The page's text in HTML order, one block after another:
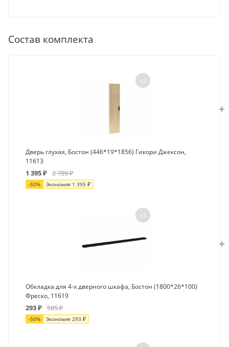
Состав комплекта
x2
Дверь глухая, Бостон (446*19*1856) Гикори Джексон,
11613
1 395₽ 2 789₽
-50% Экономия 1 395 ₽
x1
Обкладка для 4-х дверного шкафа, Бостон (1800*26*100)
Фреско, 11619
293₽ 585₽
-50% Экономия 293 ₽